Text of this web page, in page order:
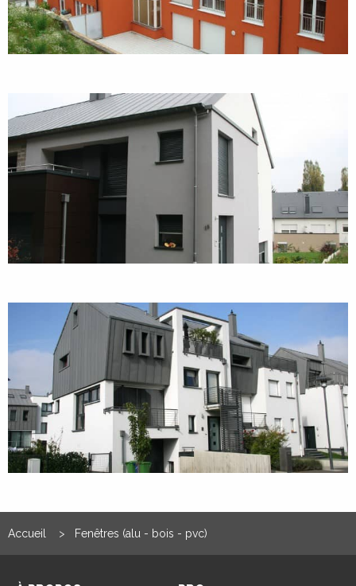
Simple, double ou triple vitrage ?
Le vitrage est tout aussi déterminant que le châssis :
Triple vitrage— recommandé pour les projets à haute
Fenêtres de toit— pour les combles aménagés et
Le coefficientUgdu vitrage est le critère clé : plus il est
L'importance d'une pose soignée
Une fenêtre de qualité mal posée perd une grande partie
Pour aller plus loin sur le choix des matériaux, des
Accueil Fenêtres (alu - bois - pvc)